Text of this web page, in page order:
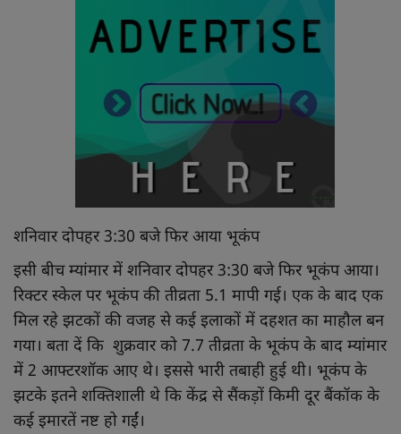
शनिवार दोपहर 3:30 बजे फिर आया भूकंप
इसी बीच म्यांमार में शनिवार दोपहर 3:30 बजे फिर भूकंप आया।
रिक्टर स्केल पर भूकंप की तीव्रता 5.1 मापी गई। एक के बाद एक
मिल रहे झटकों की वजह से कई इलाकों में दहशत का माहौल बन
गया। बता दें कि शुक्रवार को 7.7 तीव्रता के भूकंप के बाद म्यांमार
में 2 आफ्टरशॉक आए थे। इससे भारी तबाही हुई थी। भूकंप के
झटके इतने शक्तिशाली थे कि केंद्र से सैंकड़ों किमी दूर बैंकॉक के
कई इमारतें नष्ट हो गईं।